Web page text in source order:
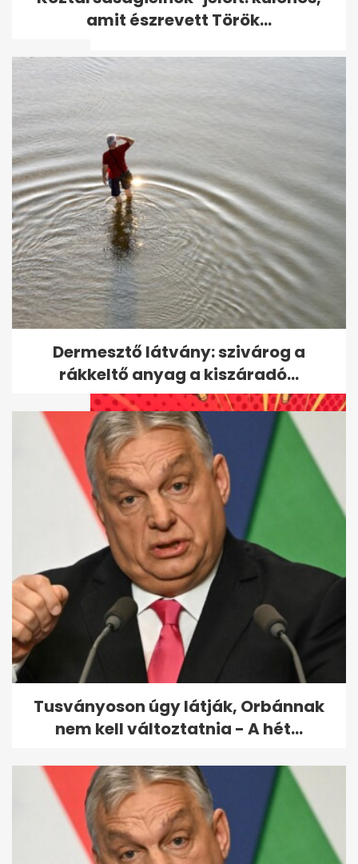
Levente fájdalmas bejelentést
tett
Karsai Dániel válaszolt a
megafonos kritikára: "Én
vallásos...
Visszavonul a megafonos, aki
Xanaxot javasolt Karsai
Dánielnek
amit észrevett Török...
Dermesztő látvány: szivárog a
rákkeltő anyag a kiszáradó...
Tusványoson úgy látják, Orbánnak
nem kell változtatnia - A hét...